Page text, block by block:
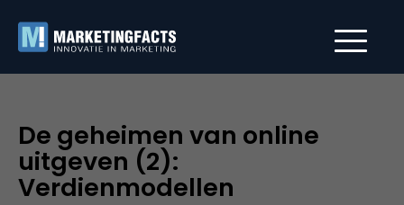
De geheimen van online
uitgeven (2):
Verdienmodellen